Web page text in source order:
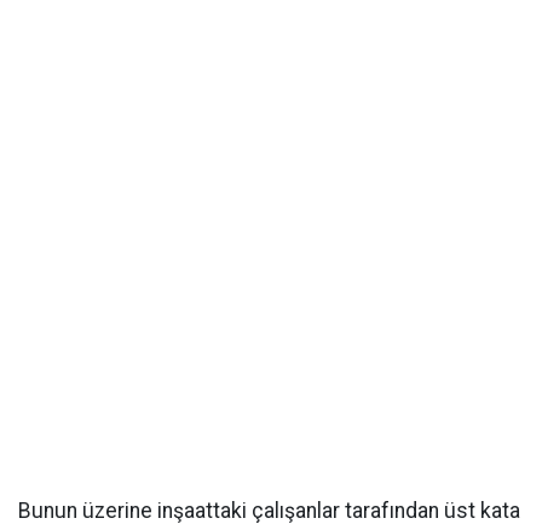
Bunun üzerine inşaattaki çalışanlar tarafından üst kata